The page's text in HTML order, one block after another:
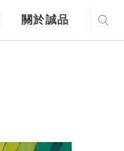
關於誠品